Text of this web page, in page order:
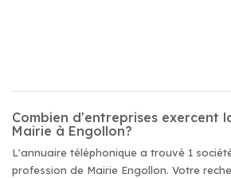
Combien d'entreprises exercent
Mairie à Engollon?
L'annuaire téléphonique a trouvé 1
profession de Mairie Engollon. Votre